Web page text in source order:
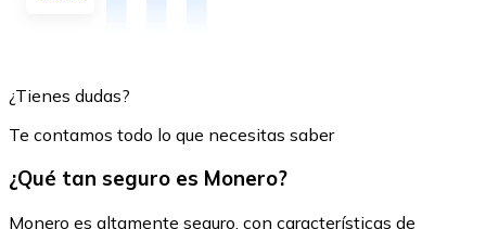
¿Tienes dudas?
Te contamos todo lo que necesitas saber
¿Qué tan seguro es Monero?
Monero es altamente seguro, con características de